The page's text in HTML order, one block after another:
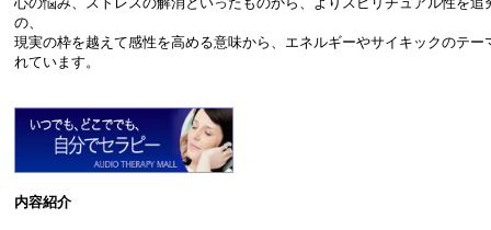
の、
現実の枠を越えて感性を高める意味から、エネルギーやサイキックのテー
れています。
内容紹介